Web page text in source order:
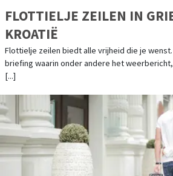
FLOTTIELJE ZEILEN IN
KROATIË
Flottielje zeilen biedt alle vrijheid die je
briefing waarin onder andere het
[...]